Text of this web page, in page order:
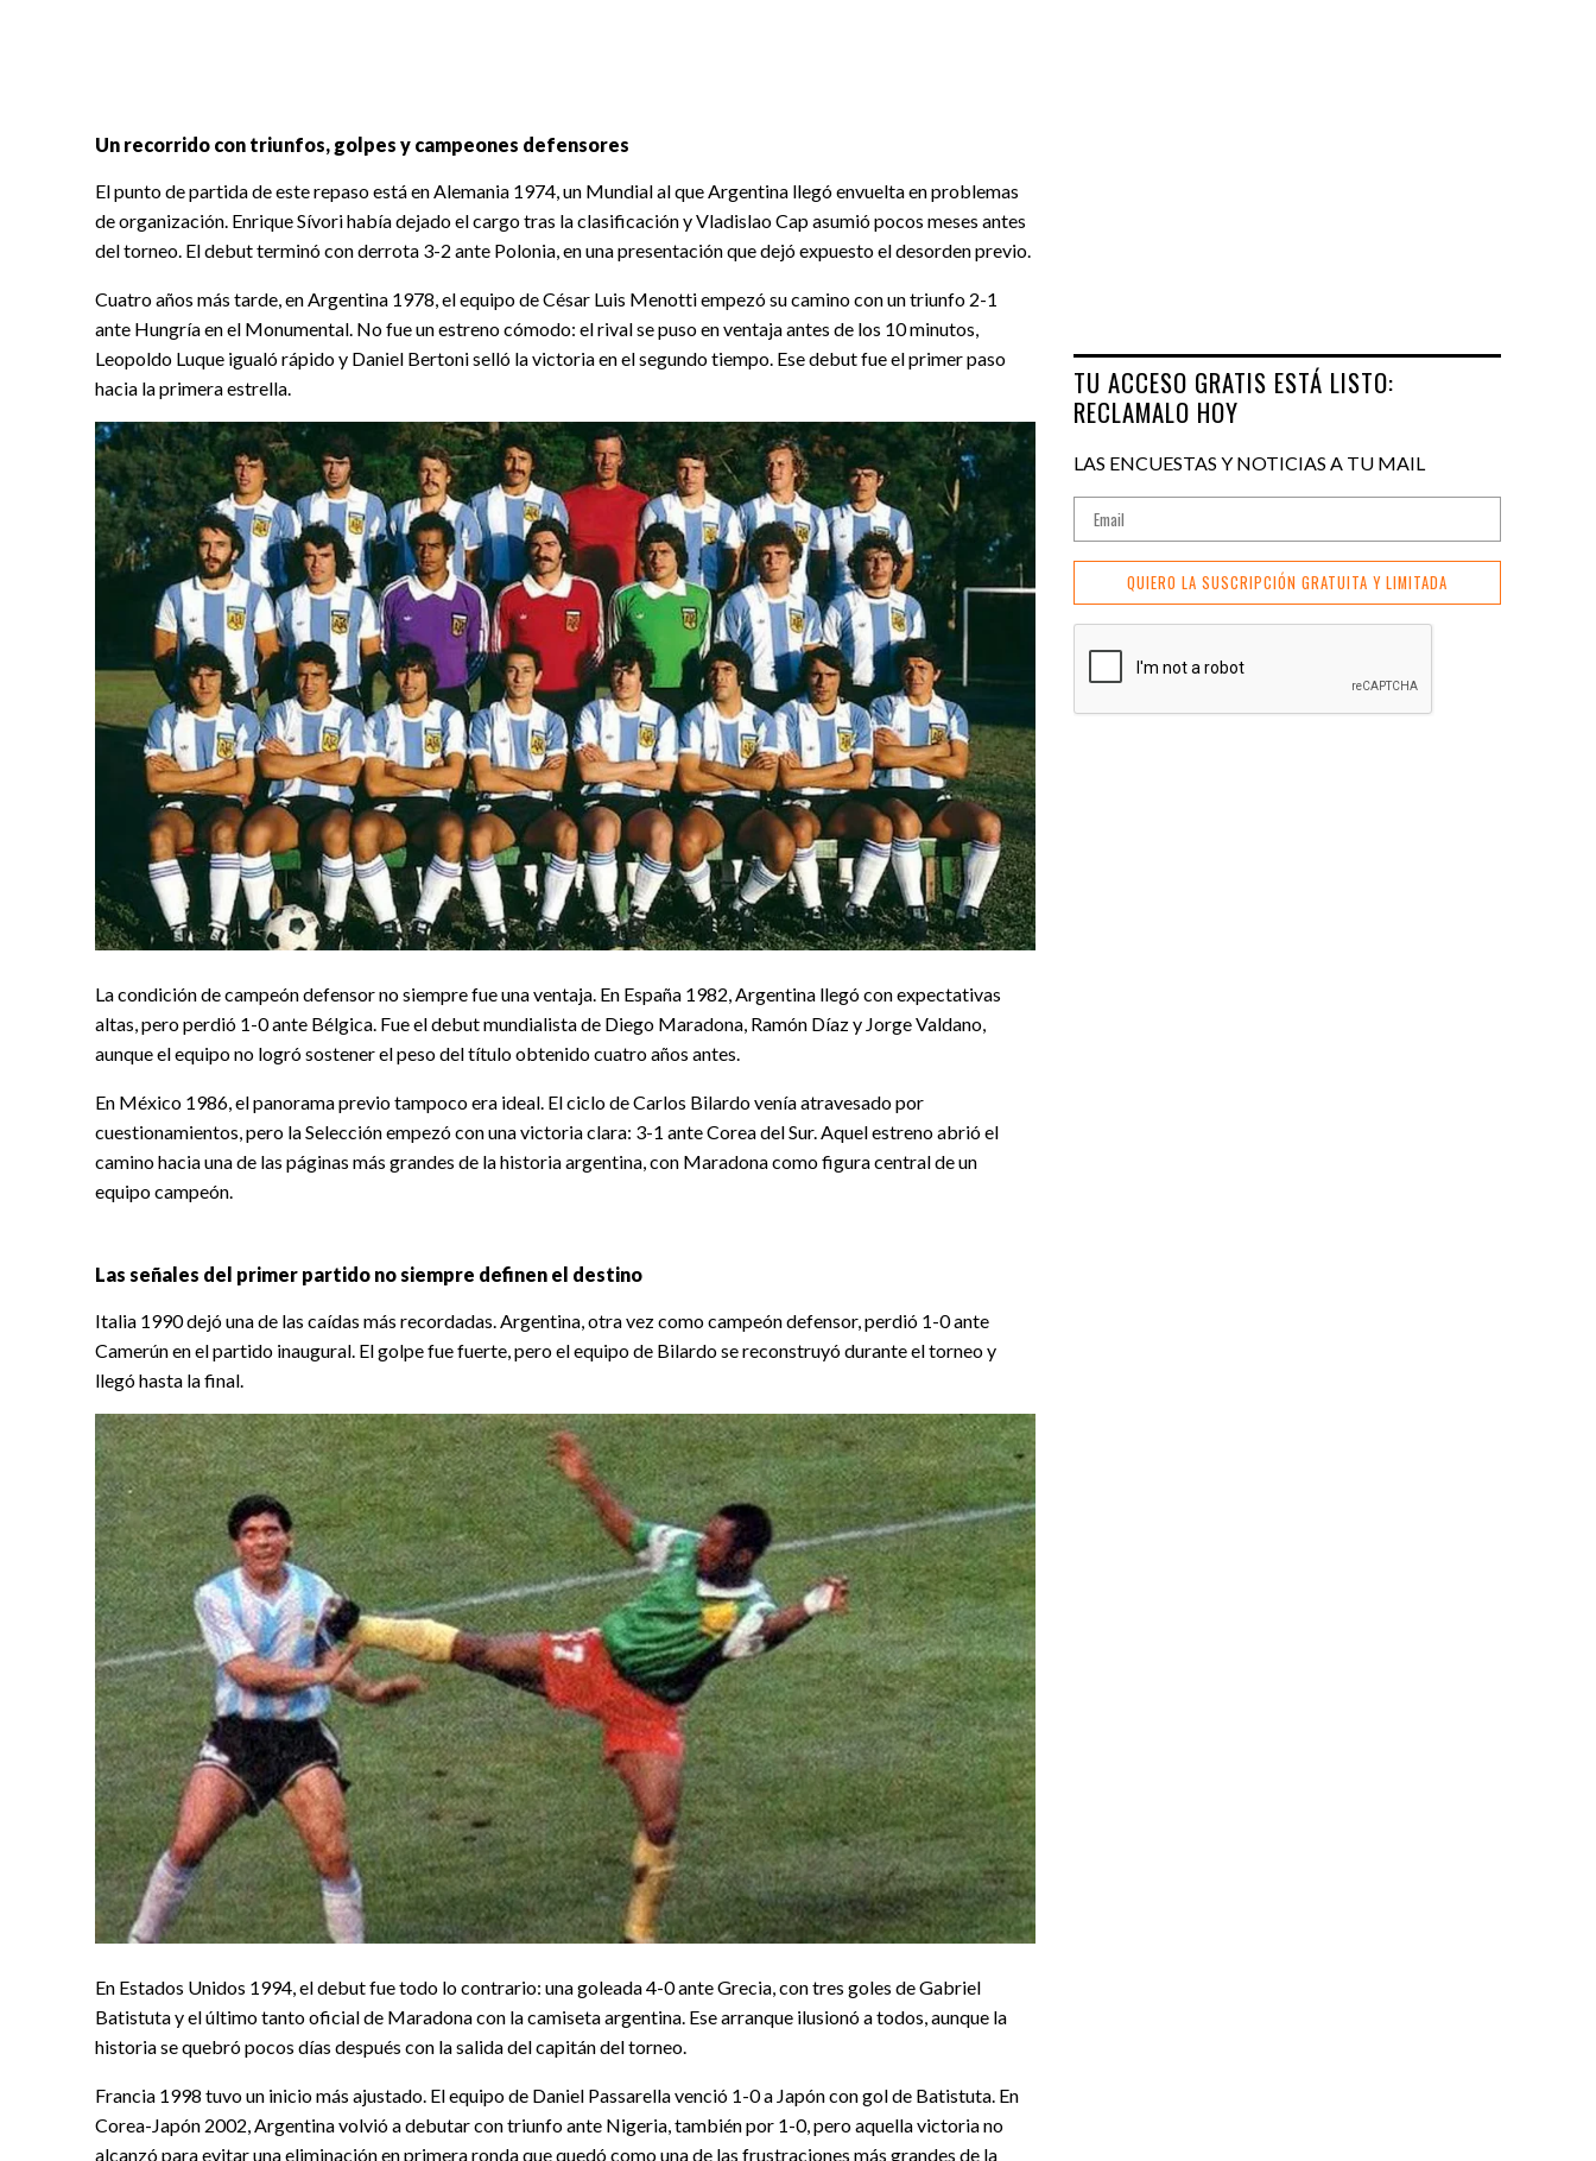
Un recorrido con triunfos, golpes y campeones defensores
El punto de partida de este repaso está en Alemania 1974, un Mundial al que Argentina llegó envuelta en problemas
de organización. Enrique Sívori había dejado el cargo tras la clasificación y Vladislao Cap asumió pocos meses antes
del torneo. El debut terminó con derrota 3-2 ante Polonia, en una presentación que dejó expuesto el desorden previo.
Cuatro años más tarde, en Argentina 1978, el equipo de César Luis Menotti empezó su camino con un triunfo 2-1
ante Hungría en el Monumental. No fue un estreno cómodo: el rival se puso en ventaja antes de los 10 minutos,
Leopoldo Luque igualó rápido y Daniel Bertoni selló la victoria en el segundo tiempo. Ese debut fue el primer paso
hacia la primera estrella.
La condición de campeón defensor no siempre fue una ventaja. En España 1982, Argentina llegó con expectativas
altas, pero perdió 1-0 ante Bélgica. Fue el debut mundialista de Diego Maradona, Ramón Díaz y Jorge Valdano,
aunque el equipo no logró sostener el peso del título obtenido cuatro años antes.
En México 1986, el panorama previo tampoco era ideal. El ciclo de Carlos Bilardo venía atravesado por
cuestionamientos, pero la Selección empezó con una victoria clara: 3-1 ante Corea del Sur. Aquel estreno abrió el
camino hacia una de las páginas más grandes de la historia argentina, con Maradona como figura central de un
equipo campeón.
Las señales del primer partido no siempre definen el destino
Italia 1990 dejó una de las caídas más recordadas. Argentina, otra vez como campeón defensor, perdió 1-0 ante
Camerún en el partido inaugural. El golpe fue fuerte, pero el equipo de Bilardo se reconstruyó durante el torneo y
llegó hasta la final.
En Estados Unidos 1994, el debut fue todo lo contrario: una goleada 4-0 ante Grecia, con tres goles de Gabriel
Batistuta y el último tanto oficial de Maradona con la camiseta argentina. Ese arranque ilusionó a todos, aunque la
historia se quebró pocos días después con la salida del capitán del torneo.
Francia 1998 tuvo un inicio más ajustado. El equipo de Daniel Passarella venció 1-0 a Japón con gol de Batistuta. En
Corea-Japón 2002, Argentina volvió a debutar con triunfo ante Nigeria, también por 1-0, pero aquella victoria no
alcanzó para evitar una eliminación en primera ronda que quedó como una de las frustraciones más grandes de la
TU ACCESO GRATIS ESTÁ LISTO:
RECLAMALO HOY
LAS ENCUESTAS Y NOTICIAS A TU MAIL
QUIERO LA SUSCRIPCIÓN GRATUITA Y LIMITADA